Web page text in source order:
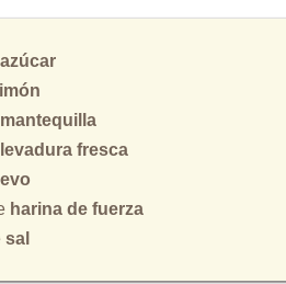
azúcar
limón
mantequilla
levadura fresca
harina de fuerza
sal